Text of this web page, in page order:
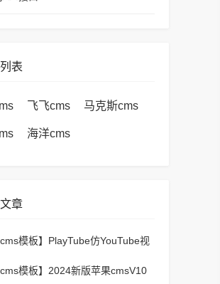
表
飞飞cms 马克斯cms
海洋cms
章
模板】 PlayTube仿YouTube视
模板】 2024新版苹果cmsV10